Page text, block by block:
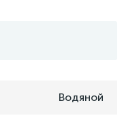
Водяной